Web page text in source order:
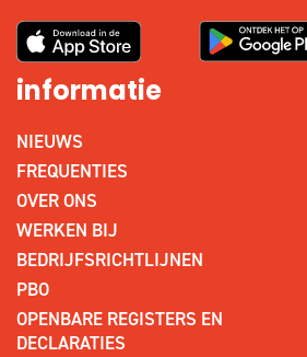
informatie
NIEUWS
FREQUENTIES
OVER ONS
WERKEN BIJ
BEDRIJFSRICHTLIJNEN
PBO
OPENBARE REGISTERS EN
DECLARATIES